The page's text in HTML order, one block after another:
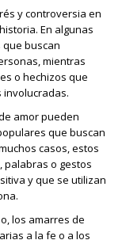
y controversia en
En algunas
buscan
mientras
o hechizos que
involucradas.
amor pueden
que buscan
casos, estos
palabras o gestos
y que se utilizan
los amarres de
a la fe o a los